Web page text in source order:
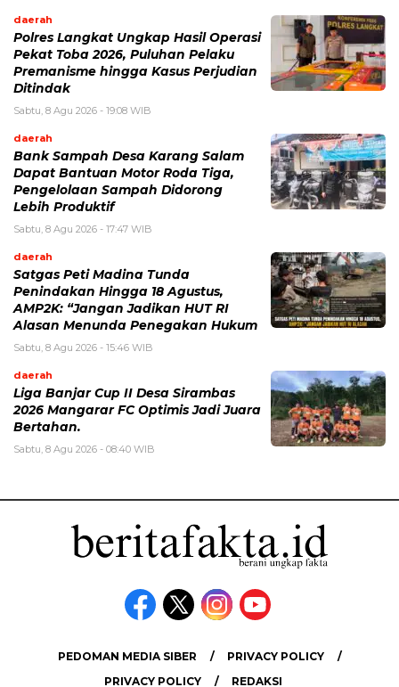
daerah
Polres Langkat Ungkap Hasil Operasi
Pekat Toba 2026, Puluhan Pelaku
Premanisme hingga Kasus Perjudian
Ditindak
Sabtu, 8 Agu 2026 - 19:08 WIB
daerah
Bank Sampah Desa Karang Salam
Dapat Bantuan Motor Roda Tiga,
Pengelolaan Sampah Didorong
Lebih Produktif
Sabtu, 8 Agu 2026 - 17:47 WIB
daerah
Satgas Peti Madina Tunda
Penindakan Hingga 18 Agustus,
AMP2K: “Jangan Jadikan HUT RI
Alasan Menunda Penegakan Hukum
Sabtu, 8 Agu 2026 - 15:46 WIB
daerah
Liga Banjar Cup II Desa Sirambas
2026 Mangarar FC Optimis Jadi Juara
Bertahan.
Sabtu, 8 Agu 2026 - 08:40 WIB
PEDOMAN MEDIA SIBER
PRIVACY POLICY
PRIVACY POLICY
REDAKSI